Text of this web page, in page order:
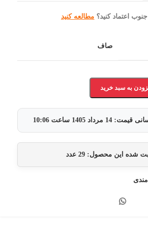
اعتماد کنید؟ مطالعه کنید
صاف
به سبد خرید
قیمت: 14 مرداد 1405 ساعت 10:06
شده این محصول: 29 عدد